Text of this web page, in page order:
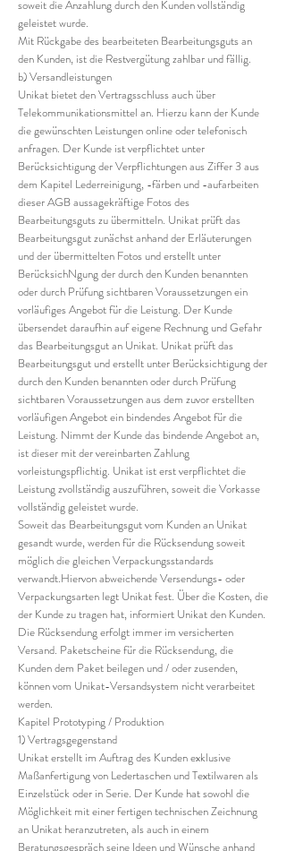
soweit die Anzahlung durch den Kunden vollständig
geleistet wurde.
Mit Rückgabe des bearbeiteten Bearbeitungsguts an
den Kunden, ist die Restvergütung zahlbar und fällig.
b) Versandleistungen
Unikat bietet den Vertragsschluss auch über
Telekommunikationsmittel an. Hierzu kann der Kunde
die gewünschten Leistungen online oder telefonisch
anfragen. Der Kunde ist verpflichtet unter
Berücksichtigung der Verpflichtungen aus Ziffer 3 aus
dem Kapitel Lederreinigung, -färben und -aufarbeiten
dieser AGB aussagekräftige Fotos des
Bearbeitungsguts zu übermitteln. Unikat prüft das
Bearbeitungsgut zunächst anhand der Erläuterungen
und der übermittelten Fotos und erstellt unter
BerücksichNgung der durch den Kunden benannten
oder durch Prüfung sichtbaren Voraussetzungen ein
vorläufiges Angebot für die Leistung. Der Kunde
übersendet daraufhin auf eigene Rechnung und Gefahr
das Bearbeitungsgut an Unikat. Unikat prüft das
Bearbeitungsgut und erstellt unter Berücksichtigung der
durch den Kunden benannten oder durch Prüfung
sichtbaren Voraussetzungen aus dem zuvor erstellten
vorläufigen Angebot ein bindendes Angebot für die
Leistung. Nimmt der Kunde das bindende Angebot an,
ist dieser mit der vereinbarten Zahlung
vorleistungspflichtig. Unikat ist erst verpflichtet die
Leistung zvollständig auszuführen, soweit die Vorkasse
vollständig geleistet wurde.
Soweit das Bearbeitungsgut vom Kunden an Unikat
gesandt wurde, werden für die Rücksendung soweit
möglich die gleichen Verpackungsstandards
verwandt.Hiervon abweichende Versendungs- oder
Verpackungsarten legt Unikat fest. Über die Kosten, die
der Kunde zu tragen hat, informiert Unikat den Kunden.
Die Rücksendung erfolgt immer im versicherten
Versand. Paketscheine für die Rücksendung, die
Kunden dem Paket beilegen und / oder zusenden,
können vom Unikat-Versandsystem nicht verarbeitet
werden.
Kapitel Prototyping / Produktion
1) Vertragsgegenstand
Unikat erstellt im Auftrag des Kunden exklusive
Maßanfertigung von Ledertaschen und Textilwaren als
Einzelstück oder in Serie. Der Kunde hat sowohl die
Möglichkeit mit einer fertigen technischen Zeichnung
an Unikat heranzutreten, als auch in einem
Beratungsgespräch seine Ideen und Wünsche anhand